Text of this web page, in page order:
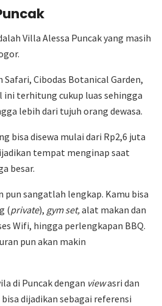
Villa Alessa Puncak yang masih
Safari, Cibodas Botanical Garden,
ini terhitung cukup luas sehingga
lebih dari tujuh orang dewasa.
bisa disewa mulai dari Rp2,6 juta
tempat menginap saat
besar.
pun sangatlah lengkap. Kamu bisa
(private), gym set,alat makan dan
Wifi, hingga perlengkapan BBQ.
pun akan makin
di Puncak dengan viewasri dan
dijadikan sebagai referensi